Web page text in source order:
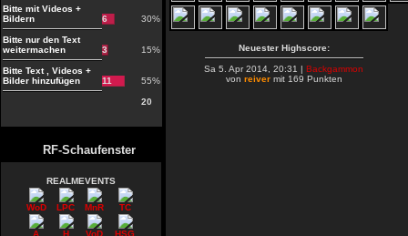
Bitte mit Videos +
Bildern
6 30%
Bitte nur den Text
weitermachen
3 15%
Bitte Text , Videos +
Bilder hinzufügen
11 55%
20
RF-Schaufenster
REALMEVENTS
WoD LPC MnR TC
A H VoD HSG
Neuester Highscore:
Sa 5. Apr 2014, 20:31 |Backgammon
von reiver mit 169 Punkten